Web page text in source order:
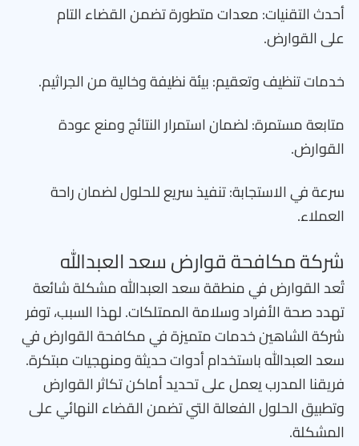
أحدث التقنيات: معدات متطورة تضمن القضاء التام
على القوارض.
خدمات تنظيف وتعقيم: بيئة نظيفة وخالية من الجراثيم.
متابعة مستمرة: لضمان استمرار النتائج ومنع عودة
القوارض.
سرعة في الاستجابة: تنفيذ سريع للحلول لضمان راحة
العملاء.
شركة مكافحة قوارض سعد العبدالله
تُعد القوارض في منطقة سعد العبدالله مشكلة شائعة
تهدد صحة الأفراد وسلامة الممتلكات. لهذا السبب، توفر
شركة الشاهين خدمات متميزة في مكافحة القوارض في
سعد العبدالله باستخدام أدوات حديثة ومنهجيات مبتكرة.
فريقنا المدرب يعمل على تحديد أماكن تكاثر القوارض
وتطبيق الحلول الفعالة التي تضمن القضاء النهائي على
المشكلة.